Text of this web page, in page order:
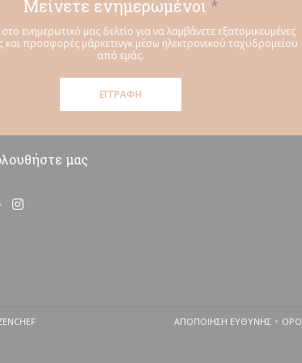
Μείνετε ενημερωμένοι *
ενημερωτικό μας δελτίο για να λαμβάνετε εξατομικευμένες
και προσφορές μάρκετινγκ μέσω ηλεκτρονικού ταχυδρομείου
από εμάς.
ΕΓΓΡΑΦΉ
μας
((ανοίγει σε νέο παράθυρο))
Instagram ((ανοίγει σε νέο παράθυρο))
((ΑΝΟΊΓΕΙ ΣΕ ΝΈΟ ΠΑΡΆΘΥΡΟ)) ΑΠΟΠΟΊΗΣΗ ΕΥΘΎΝΗΣ
((ΑΝΟΊΓΕΙ ΣΕ